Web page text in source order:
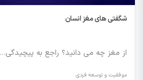
شگفتی های مغز انسان
از مغز چه می دانید؟ راجع به پیچیدگی…
موفقیت و توسعه فردی